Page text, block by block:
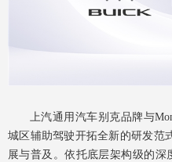
上汽通用汽车别克品牌与
城区辅助驾驶开拓全新的研发范
展与普及。依托底层架构级的深